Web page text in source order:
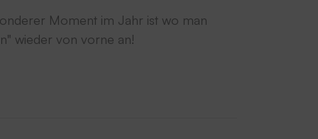
Moment im Jahr ist wo man
wieder von vorne an!